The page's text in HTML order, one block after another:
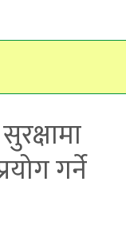
गर्ने